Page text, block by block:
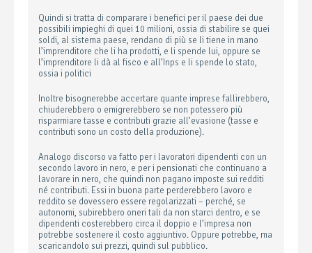
Quindi si tratta di comparare i benefici per il paese dei due
possibili impieghi di quei 10 milioni, ossia di stabilire se quei
soldi, al sistema paese, rendano di più se li tiene in mano
l’imprenditore che li ha prodotti, e li spende lui, oppure se
l’imprenditore li dà al fisco e all’Inps e li spende lo stato,
ossia i politici
Inoltre bisognerebbe accertare quante imprese fallirebbero,
chiuderebbero o emigrerebbero se non potessero più
risparmiare tasse e contributi grazie all’evasione (tasse e
contributi sono un costo della produzione).
Analogo discorso va fatto per i lavoratori dipendenti con un
secondo lavoro in nero, e per i pensionati che continuano a
lavorare in nero, che quindi non pagano imposte sui redditi
né contributi. Essi in buona parte perderebbero lavoro e
reddito se dovessero essere regolarizzati – perché, se
autonomi, subirebbero oneri tali da non starci dentro, e se
dipendenti costerebbero circa il doppio e l’impresa non
potrebbe sostenere il costo aggiuntivo. Oppure potrebbe, ma
scaricandolo sui prezzi, quindi sul pubblico.